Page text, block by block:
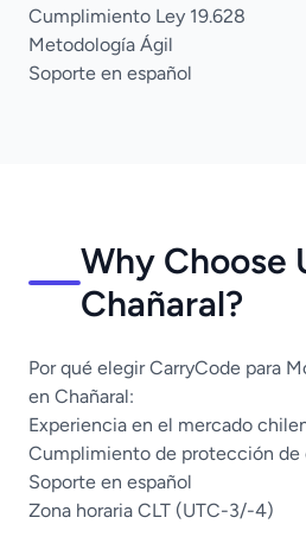
Cumplimiento Ley 19.628
Metodología Ágil
Soporte en español
Why Choose
Chañaral?
Por qué elegir CarryCode para
en Chañaral:
Experiencia en el mercado
Cumplimiento de protección de
Soporte en español
Zona horaria CLT (UTC-3/-4)